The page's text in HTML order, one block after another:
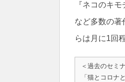
『ネコのキ
など多数の著
らは月に1回
＜過去のセミ
「猫とコロナ